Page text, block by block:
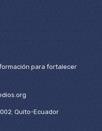
para fortalecer
Quito-Ecuador